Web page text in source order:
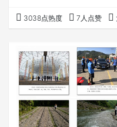
3038点热度 7人点赞